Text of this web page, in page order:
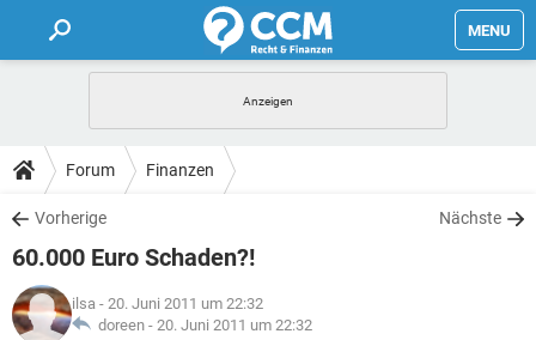
MENU
FORUM
TIPPS
Forum Finanzen
Vorherige Nächste
60.000 Euro Schaden?!
ilsa - 20. Juni 2011 um 22:32
doreen - 20. Juni 2011 um 22:32